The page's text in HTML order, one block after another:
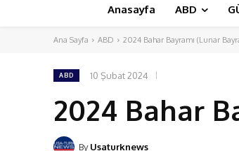
Anasayfa ABD
Ana Sayfa ABD 2024 Bahar Bayramı (Lunar
ABD 10 Şubat 2024
2024 Bahar
By Usaturknews